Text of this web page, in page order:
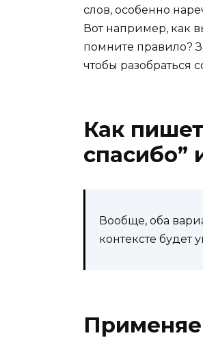
слов, особенно
Вот например, как
помните правило?
чтобы разобраться
Как
спасибо”
Вообще, оба
контексте будет